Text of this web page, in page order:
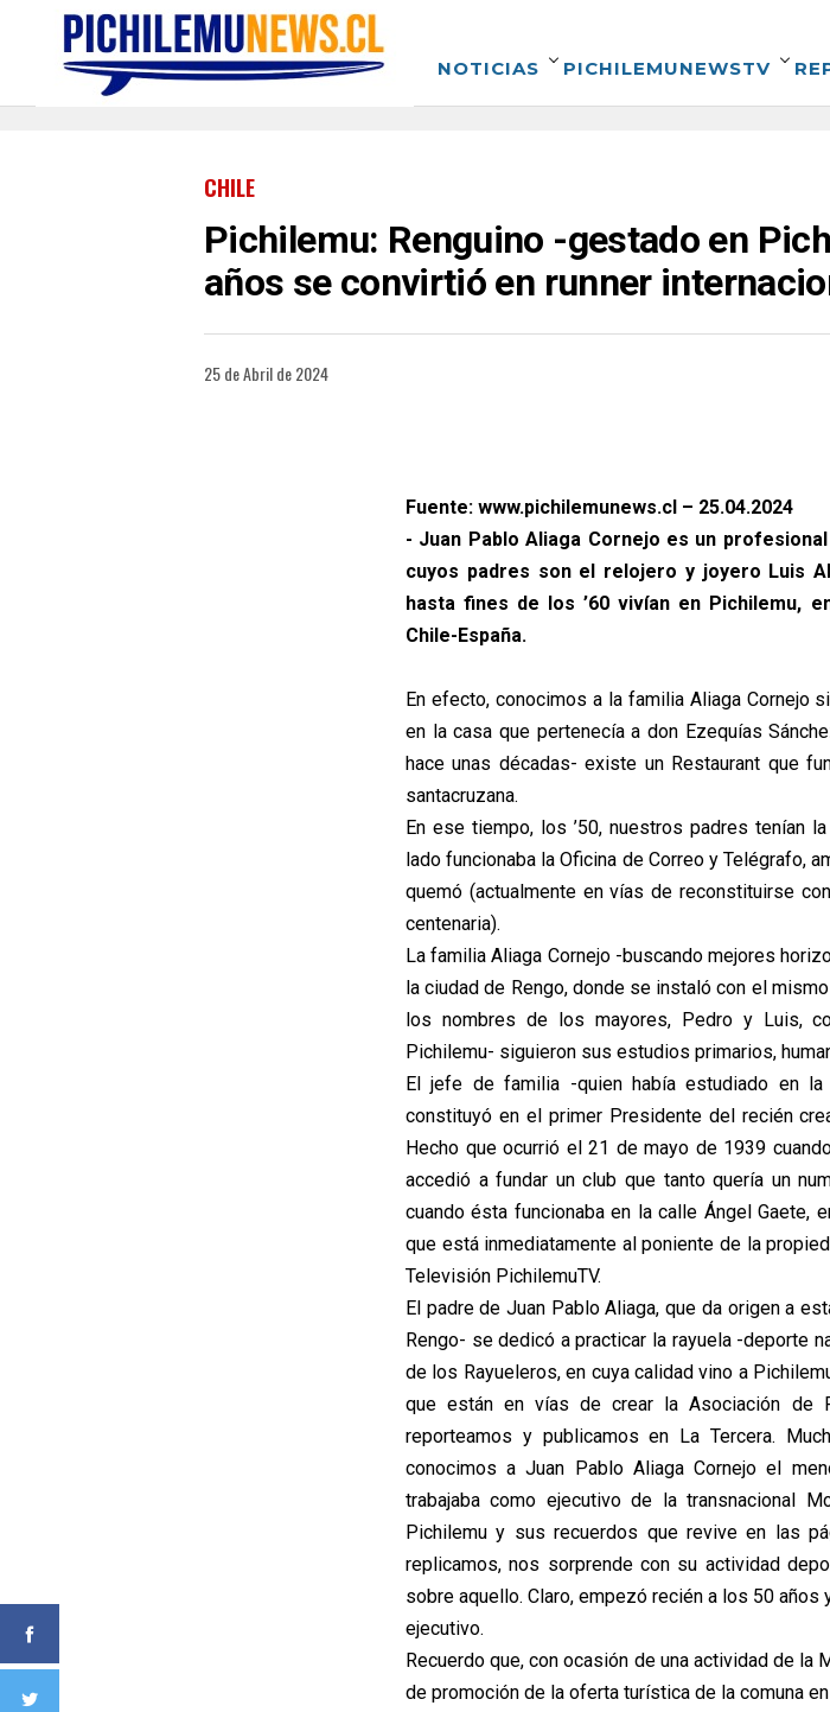
NOTICIAS PICHILEMUNEWSTV
CHILE
Pichilemu: Renguino -gestado en
años se convirtió en runner
25 de Abril de 2024
Fuente: www.pichilemunews.cl – 25.04.2024
- Juan Pablo Aliaga Cornejo es un
cuyos padres son el relojero y joyero Luis
hasta fines de los ’60 vivían en Pichilemu,
Chile-España.
En efecto, conocimos a la familia Aliaga Cornejo
en la casa que pertenecía a don Ezequías
hace unas décadas- existe un Restaurant que
santacruzana.
En ese tiempo, los ’50, nuestros padres tenían
lado funcionaba la Oficina de Correo y Telégrafo,
quemó (actualmente en vías de reconstituirse
centenaria).
La familia Aliaga Cornejo -buscando mejores
la ciudad de Rengo, donde se instaló con el
los nombres de los mayores, Pedro y Luis,
Pichilemu- siguieron sus estudios primarios,
El jefe de familia -quien había estudiado en
constituyó en el primer Presidente del recién
Hecho que ocurrió el 21 de mayo de 1939
accedió a fundar un club que tanto quería un
cuando ésta funcionaba en la calle Ángel Gaete,
que está inmediatamente al poniente de la
Televisión PichilemuTV.
El padre de Juan Pablo Aliaga, que da origen a
Rengo- se dedicó a practicar la rayuela -deporte
de los Rayueleros, en cuya calidad vino a
que están en vías de crear la Asociación de
reporteamos y publicamos en La Tercera.
conocimos a Juan Pablo Aliaga Cornejo el
trabajaba como ejecutivo de la transnacional
Pichilemu y sus recuerdos que revive en las
replicamos, nos sorprende con su actividad
sobre aquello. Claro, empezó recién a los 50
ejecutivo.
Recuerdo que, con ocasión de una actividad de la
de promoción de la oferta turística de la comuna